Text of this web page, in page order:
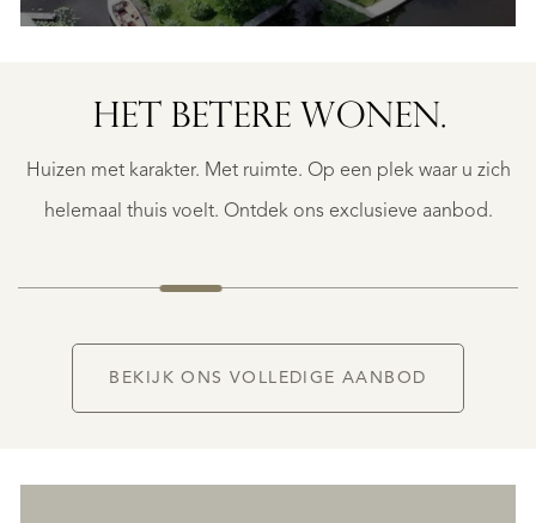
HET BETERE WONEN.
Huizen met karakter. Met ruimte. Op een plek waar u zich
helemaal thuis voelt. Ontdek ons exclusieve aanbod.
BERGERAC
€
BEKIJK ONS VOLLEDIGE AANBOD